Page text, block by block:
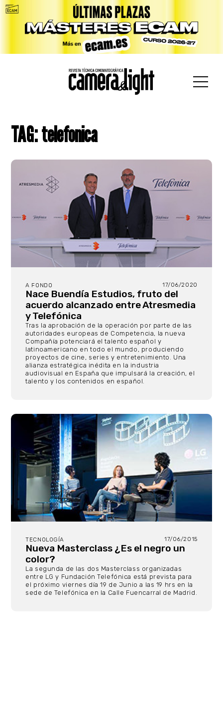
TAG: telefonica
A FONDO 17/06/2020
Nace Buendía Estudios, fruto del
acuerdo alcanzado entre Atresmedia
y Telefónica
Tras la aprobación de la operación por parte de las
autoridades europeas de Competencia, la nueva
Compañía potenciará el talento español y
latinoamericano en todo el mundo, produciendo
proyectos de cine, series y entretenimiento. Una
alianza estratégica inédita en la industria
audiovisual en España que impulsará la creación, el
talento y los contenidos en español.
TECNOLOGÍA 17/06/2015
Nueva Masterclass ¿Es el negro un
color?
La segunda de las dos Masterclass organizadas
entre LG y Fundación Telefónica está prevista para
el próximo viernes día 19 de Junio a las 19 hrs en la
sede de Telefónica en la Calle Fuencarral de Madrid.